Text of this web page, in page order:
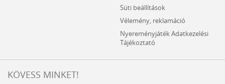
Süti beállítások
Vélemény, reklamáció
Nyereményjáték Adatkezelési
Tájékoztató
KÖVESS MINKET!